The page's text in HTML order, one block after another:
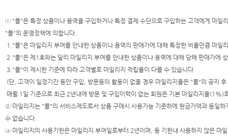
① "몰"은 특정 상품이나 용역을 구입하거나 특정 결제 수단으로 구입하는 고객에게 마일
"몰"의 운영정책에 의합니다.
1."몰"은 마일리지 부여를 안내한 상품이나 용역의 판매가에 대해 특정한 비율만큼 마일
2."몰"은 제1호와는 달리 마일리지 부여를 안내한 상품이나 용역에 대해 당해 판매가에
3."몰"이 제시한 기준에 따라 고객별로 마일리지 적립율이 다를 수 있습니다.
(단, 고객이 일정기간 동안 구입, 방문등의 활동이 없을 경우 마일리지율은 "몰"의 공지
매월 1일 기준으로 최근 2년내에 방문 및 구입이력이 없는 회원은 기본 마일리지율(1%)
② 마일리지는 "몰"의 서비스제도로서 상품 구매시 사용가능 기준하에 현금가액과 동일
수 없습니다.
③ 마일리지의 사용기한은 마일리지 부여일로부터 2년이며, 동 기한내 사용하지 않은 마